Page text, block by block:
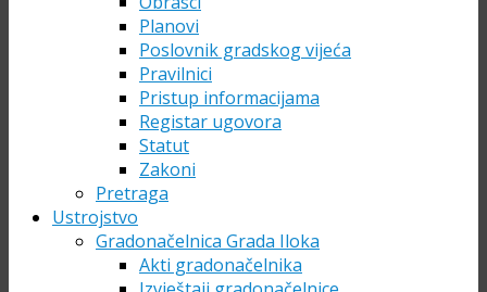
Planovi
Poslovnik gradskog vijeća
Pravilnici
Pristup informacijama
Registar ugovora
Statut
Zakoni
Pretraga
Ustrojstvo
Gradonačelnica Grada Iloka
Akti gradonačelnika